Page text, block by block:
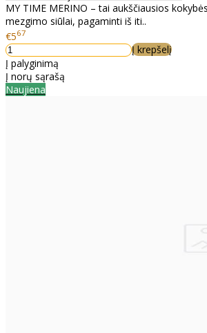
MY TIME MERINO – tai aukščiausios
mezgimo siūlai, pagaminti iš iti..
€567
Į krepšelį
Į palyginimą
Į norų sąrašą
Naujiena